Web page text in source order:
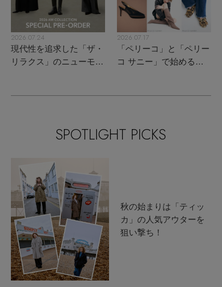
2026.07.24
現代性を追求した「ザ・
リラクス」のニューモダ
2026.07.17
「ペリーコ」と「ペリー
コ サニー」で始める秋
SPOTLIGHT PICKS
秋の始まりは「ティッ
カ」の人気アウターを
狙い撃ち！